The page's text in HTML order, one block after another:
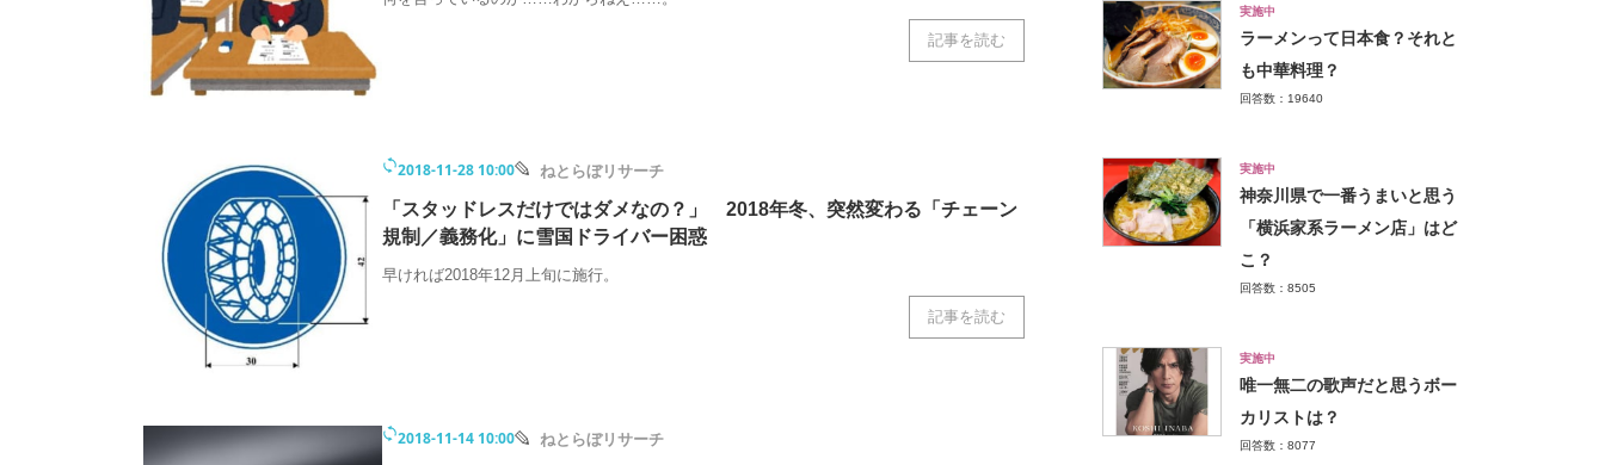
記事を読む
2018-11-28 10:00 ねとらぼリサーチ
「スタッドレスだけではダメなの？」 2018年冬、突然変わる「チェーン
規制／義務化」に雪国ドライバー困惑
早ければ2018年12月上旬に施行。
記事を読む
2018-11-14 10:00 ねとらぼリサーチ
実施中
ラーメンって日本食？それと
も中華料理？
回答数：19640
実施中
神奈川県で一番うまいと思う
「横浜家系ラーメン店」はど
こ？
回答数：8505
実施中
唯一無二の歌声だと思うボー
カリストは？
回答数：8077